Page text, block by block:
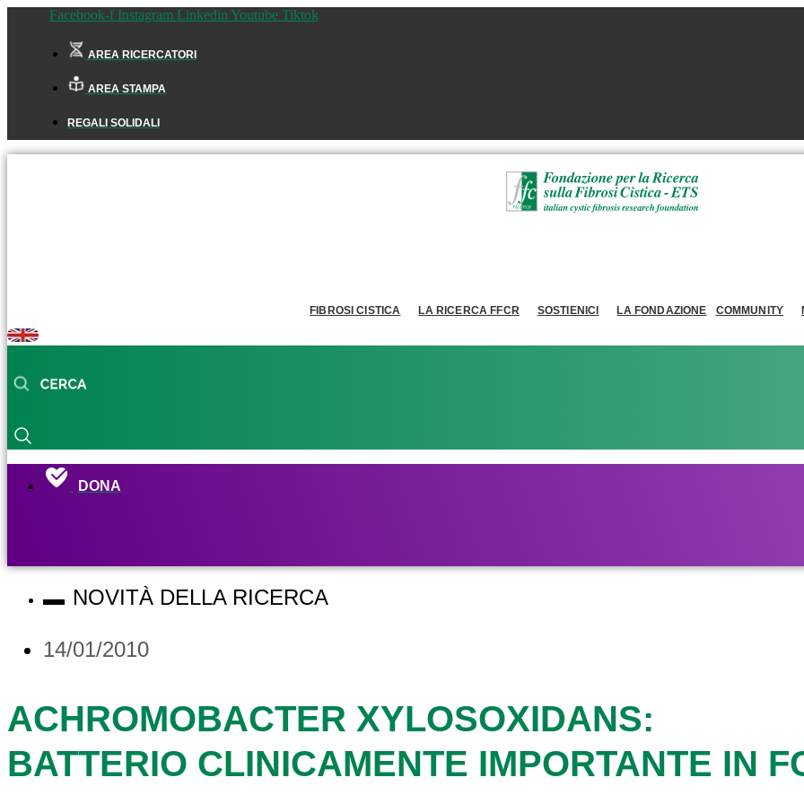
Facebook-f Instagram Linkedin Youtube Tiktok
AREA RICERCATORI
AREA STAMPA
REGALI SOLIDALI
FIBROSI CISTICA LA RICERCA FFCR SOSTIENICI LA FONDAZIONE COMMUNITY
DONA
NOVITÀ DELLA RICERCA
14/01/2010
ACHROMOBACTER XYLOSOXIDANS:
BATTERIO CLINICAMENTE IMPORTANTE IN